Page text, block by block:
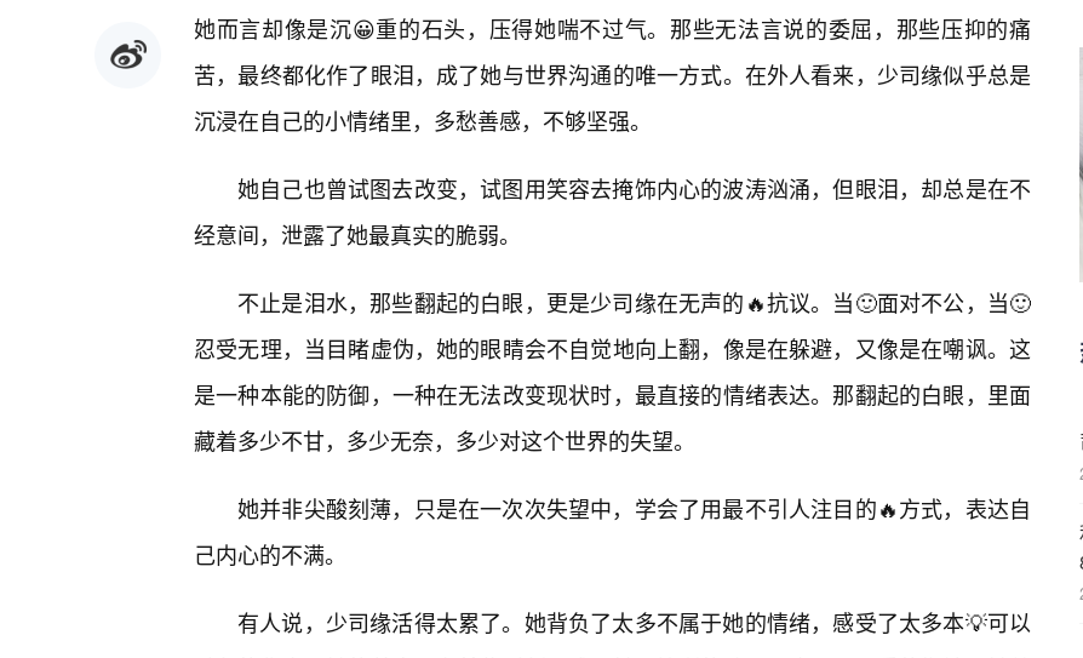
她而言却像是沉😀重的石头，压得她喘不过气。那些无法言说的委屈，那些压抑的痛
苦，最终都化作了眼泪，成了她与世界沟通的唯一方式。在外人看来，少司缘似乎总是
沉浸在自己的小情绪里，多愁善感，不够坚强。
她自己也曾试图去改变，试图用笑容去掩饰内心的波涛汹涌，但眼泪，却总是在不
经意间，泄露了她最真实的脆弱。
不止是泪水，那些翻起的白眼，更是少司缘在无声的🔥抗议。当🙂面对不公，当🙂
忍受无理，当目睹虚伪，她的眼睛会不自觉地向上翻，像是在躲避，又像是在嘲讽。这
是一种本能的防御，一种在无法改变现状时，最直接的情绪表达。那翻起的白眼，里面
藏着多少不甘，多少无奈，多少对这个世界的失望。
她并非尖酸刻薄，只是在一次次失望中，学会了用最不引人注目的🔥方式，表达自
己内心的不满。
有人说，少司缘活得太累了。她背负了太多不属于她的情绪，感受了太多本💡可以